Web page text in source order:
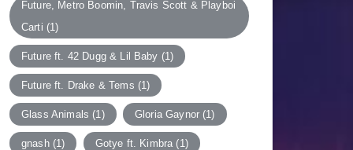
Future, Metro Boomin, Travis Scott & Playboi
Carti (1)
Future ft. 42 Dugg & Lil Baby (1)
Future ft. Drake & Tems (1)
Glass Animals (1) Gloria Gaynor (1)
gnash(1) Gotye ft. Kimbra (1)